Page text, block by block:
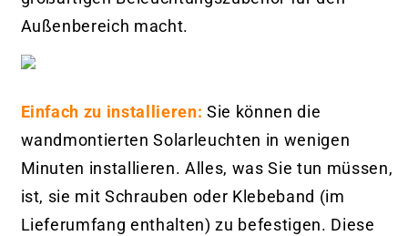
Außenbereich macht.
Einfach zu installieren: Sie können die
wandmontierten Solarleuchten in wenigen
Minuten installieren. Alles, was Sie tun müssen,
ist, sie mit Schrauben oder Klebeband (im
Lieferumfang enthalten) zu befestigen. Diese